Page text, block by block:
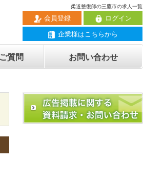
柔道整復師の三鷹市の求人一覧
ログイン
会員登録
企業様はこちらから
質問 お問い合わせ